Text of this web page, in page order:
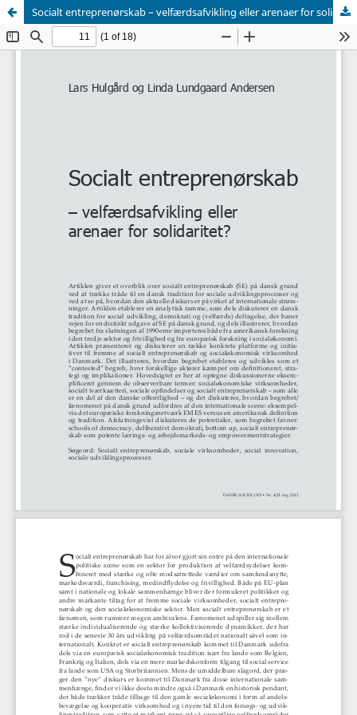
Socialt entreprenørskab – velfærdsafvikling eller arenaer for solidaritet?